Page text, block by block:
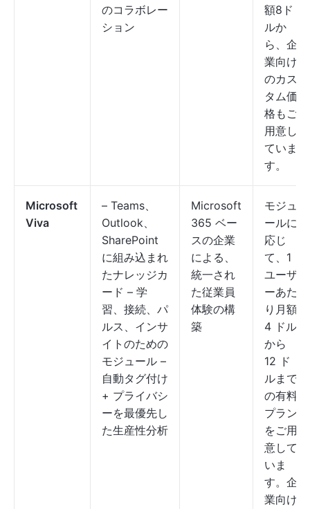
のコラボレー
ション
額8ド
ルか
ら、企
業向け
のカス
タム価
格もご
用意し
ていま
す。
Microsoft
Viva
– Teams、
Outlook、
SharePoint
に組み込まれ
たナレッジカ
ード – 学
習、接続、パ
ルス、インサ
イトのための
モジュール –
自動タグ付け
+ プライバシ
ーを最優先し
た生産性分析
Microsoft
365 ベー
スの企業
による、
統一され
た従業員
体験の構
築
モジュ
ールに
応じ
て、1
ユーザ
ーあた
り月額
4 ドル
から
12 ド
ルまで
の有料
プラン
をご用
意して
いま
す。企
業向け